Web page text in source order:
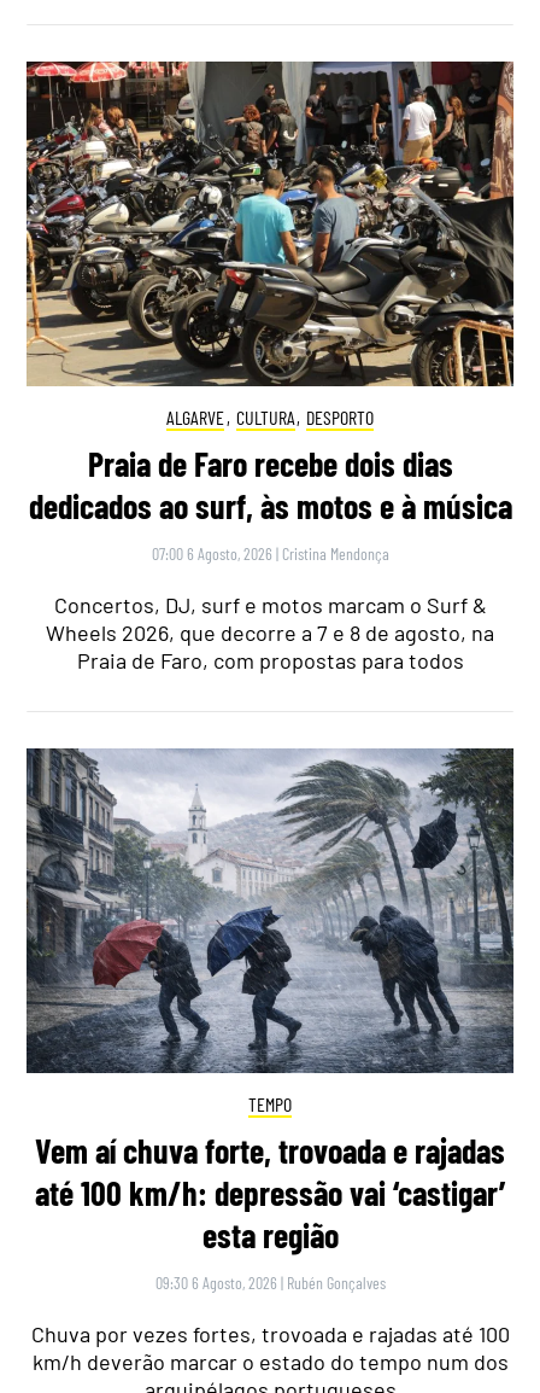
ALGARVE, CULTURA, DESPORTO
Praia de Faro recebe dois dias
dedicados ao surf, às motos e à música
07:00 6 Agosto, 2026 | Cristina Mendonça
Concertos, DJ, surf e motos marcam o Surf &
Wheels 2026, que decorre a 7 e 8 de agosto, na
Praia de Faro, com propostas para todos
TEMPO
Vem aí chuva forte, trovoada e rajadas
até 100 km/h: depressão vai ‘castigar’
esta região
09:30 6 Agosto, 2026 | Rubén Gonçalves
Chuva por vezes fortes, trovoada e rajadas até 100
km/h deverão marcar o estado do tempo num dos